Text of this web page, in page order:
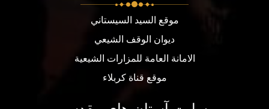
موقع السيد السيستاني
ديوان الوقف الشيعي
الامانة العامة للمزارات الشيعية
موقع قناة كربلاء